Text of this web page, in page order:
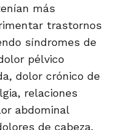
más
trastornos
síndromes de
pélvico
dolor crónico de
relaciones
abdominal
de cabeza.